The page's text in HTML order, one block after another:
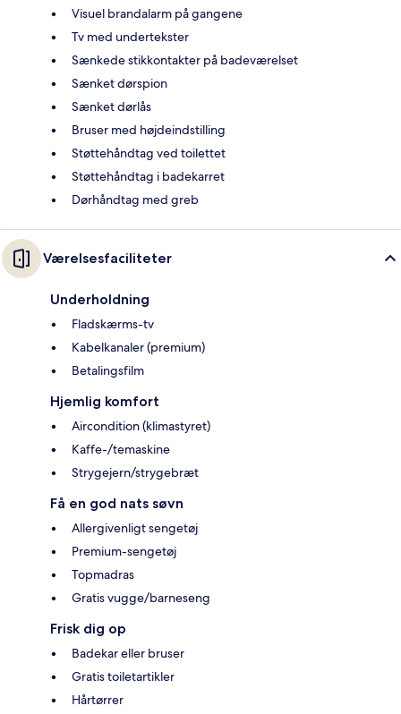
Visuel brandalarm på gangene
Tv med undertekster
Sænkede stikkontakter på badeværelset
Sænket dørspion
Sænket dørlås
Bruser med højdeindstilling
Støttehåndtag ved toilettet
Støttehåndtag i badekarret
Dørhåndtag med greb
Værelsesfaciliteter
Underholdning
Fladskærms-tv
Kabelkanaler (premium)
Betalingsfilm
Hjemlig komfort
Aircondition (klimastyret)
Kaffe-/temaskine
Strygejern/strygebræt
Få en god nats søvn
Allergivenligt sengetøj
Premium-sengetøj
Topmadras
Gratis vugge/barneseng
Frisk dig op
Badekar eller bruser
Gratis toiletartikler
Hårtørrer